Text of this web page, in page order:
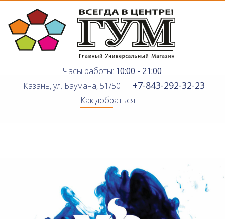
Часы работы: 10:00 - 21:00
Казань, ул. Баумана, 51/50
+7-843-292-32-23
Как добраться